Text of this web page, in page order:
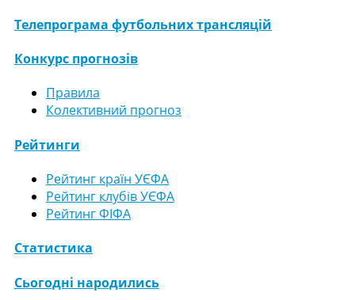
Телепрограма футбольних трансляцій
Конкурс прогнозів
Правила
Колективний прогноз
Рейтинги
Рейтинг країн УЄФА
Рейтинг клубів УЄФА
Рейтинг ФІФА
Статистика
Сьогодні народились